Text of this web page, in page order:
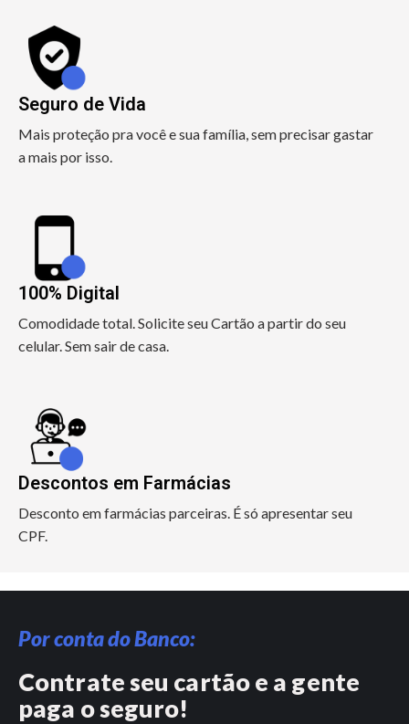
Seguro de Vida
Mais proteção pra você e sua família, sem precisar gastar
a mais por isso.
100% Digital
Comodidade total. Solicite seu Cartão a partir do seu
celular. Sem sair de casa.
Descontos em Farmácias
Desconto em farmácias parceiras. É só apresentar seu
CPF.
Por conta do Banco:
Contrate seu cartão e a gente
paga o seguro!